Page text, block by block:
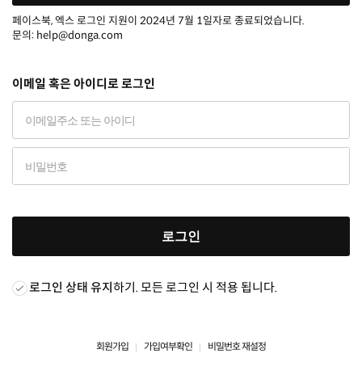
페이스북, 엑스 로그인 지원이 2024년 7월 1일자로 종료되었습니다.
문의: help@donga.com
이메일 혹은 아이디로 로그인
로그인
로그인 상태 유지하기. 모든 로그인 시 적용 됩니다.
회원가입 가입여부확인 비밀번호 재설정